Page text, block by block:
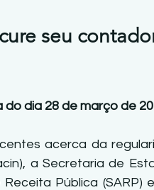
seu
dia 28 de março de
acerca da
a Secretaria de
Pública (SARP)